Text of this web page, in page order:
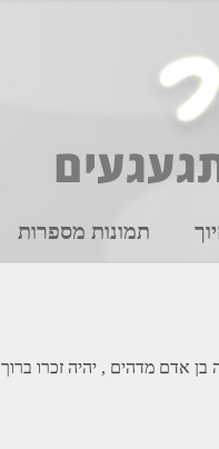
תמונות מספרות
אדם מדהים , יהיה זכרו ברוך